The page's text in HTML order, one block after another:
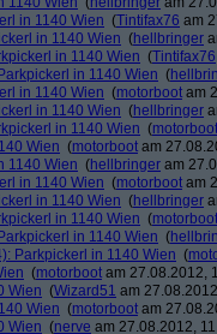
in 1140 Wien (Tintifax76 am
in 1140 Wien (hellbringer
in 1140 Wien (Tintifax76
in 1140 Wien (
in 1140 Wien (motorboot am
in 1140 Wien (hellbringer
in 1140 Wien (motorboot
Wien (motorboot am
1140 Wien (hellbringer am
in 1140 Wien (motorboot am
in 1140 Wien (hellbringer
in 1140 Wien (motorboot
in 1140 Wien (
Parkpickerl in 1140 Wien (
(motorboot am 27.08.2012,
Wien (Wizard51 am
Wien (motorboot am
Wien (nerve am 27.08.2012,